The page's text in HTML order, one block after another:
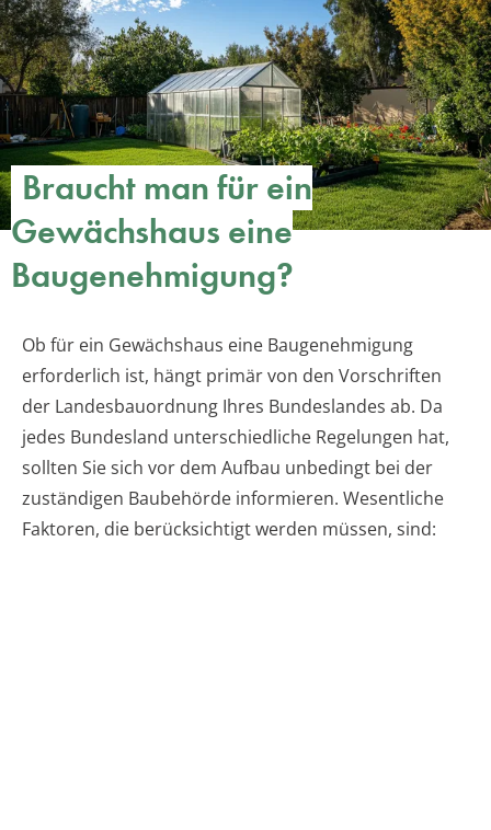
Braucht man für ein
Gewächshaus eine
Baugenehmigung?
Ob für ein Gewächshaus eine Baugenehmigung
erforderlich ist, hängt primär von den Vorschriften
der Landesbauordnung Ihres Bundeslandes ab. Da
jedes Bundesland unterschiedliche Regelungen hat,
sollten Sie sich vor dem Aufbau unbedingt bei der
zuständigen Baubehörde informieren. Wesentliche
Faktoren, die berücksichtigt werden müssen, sind: